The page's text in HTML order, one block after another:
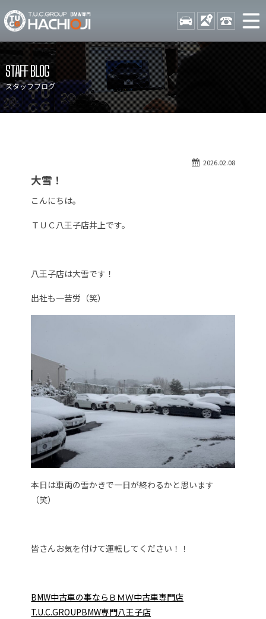
TUCグループ BMW専門 八
STOCK ACCESS 042-
ニュース
在庫リスト
目玉車両一覧
保証＆サービス
アクセスマップ
自動車保険
STAFF BLOG
スタッフブログ
2026.02.08
大雪！
こんにちは。
ＴＵＣ八王子店井上です。
八王子店は大雪です！
出社も一苦労（笑）
本日は車両の雪かきで一日が終わるかと思います
（笑）
皆さんお気を付けて運転してください！！
BMW中古車の事ならＢＭＷ中古車専門店
T.U.C.GROUPBMW専門八王子店